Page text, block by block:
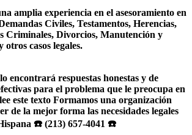
amplia experiencia en el asesoramiento en
Civiles, Testamentos, Herencias,
Criminales, Divorcios, Manutención y
casos legales.
encontrará respuestas honestas y de
para el problema que le preocupa en
este texto Formamos una organización
de la mejor forma las necesidades legales
☎️ (213) 657-4041 ☎️